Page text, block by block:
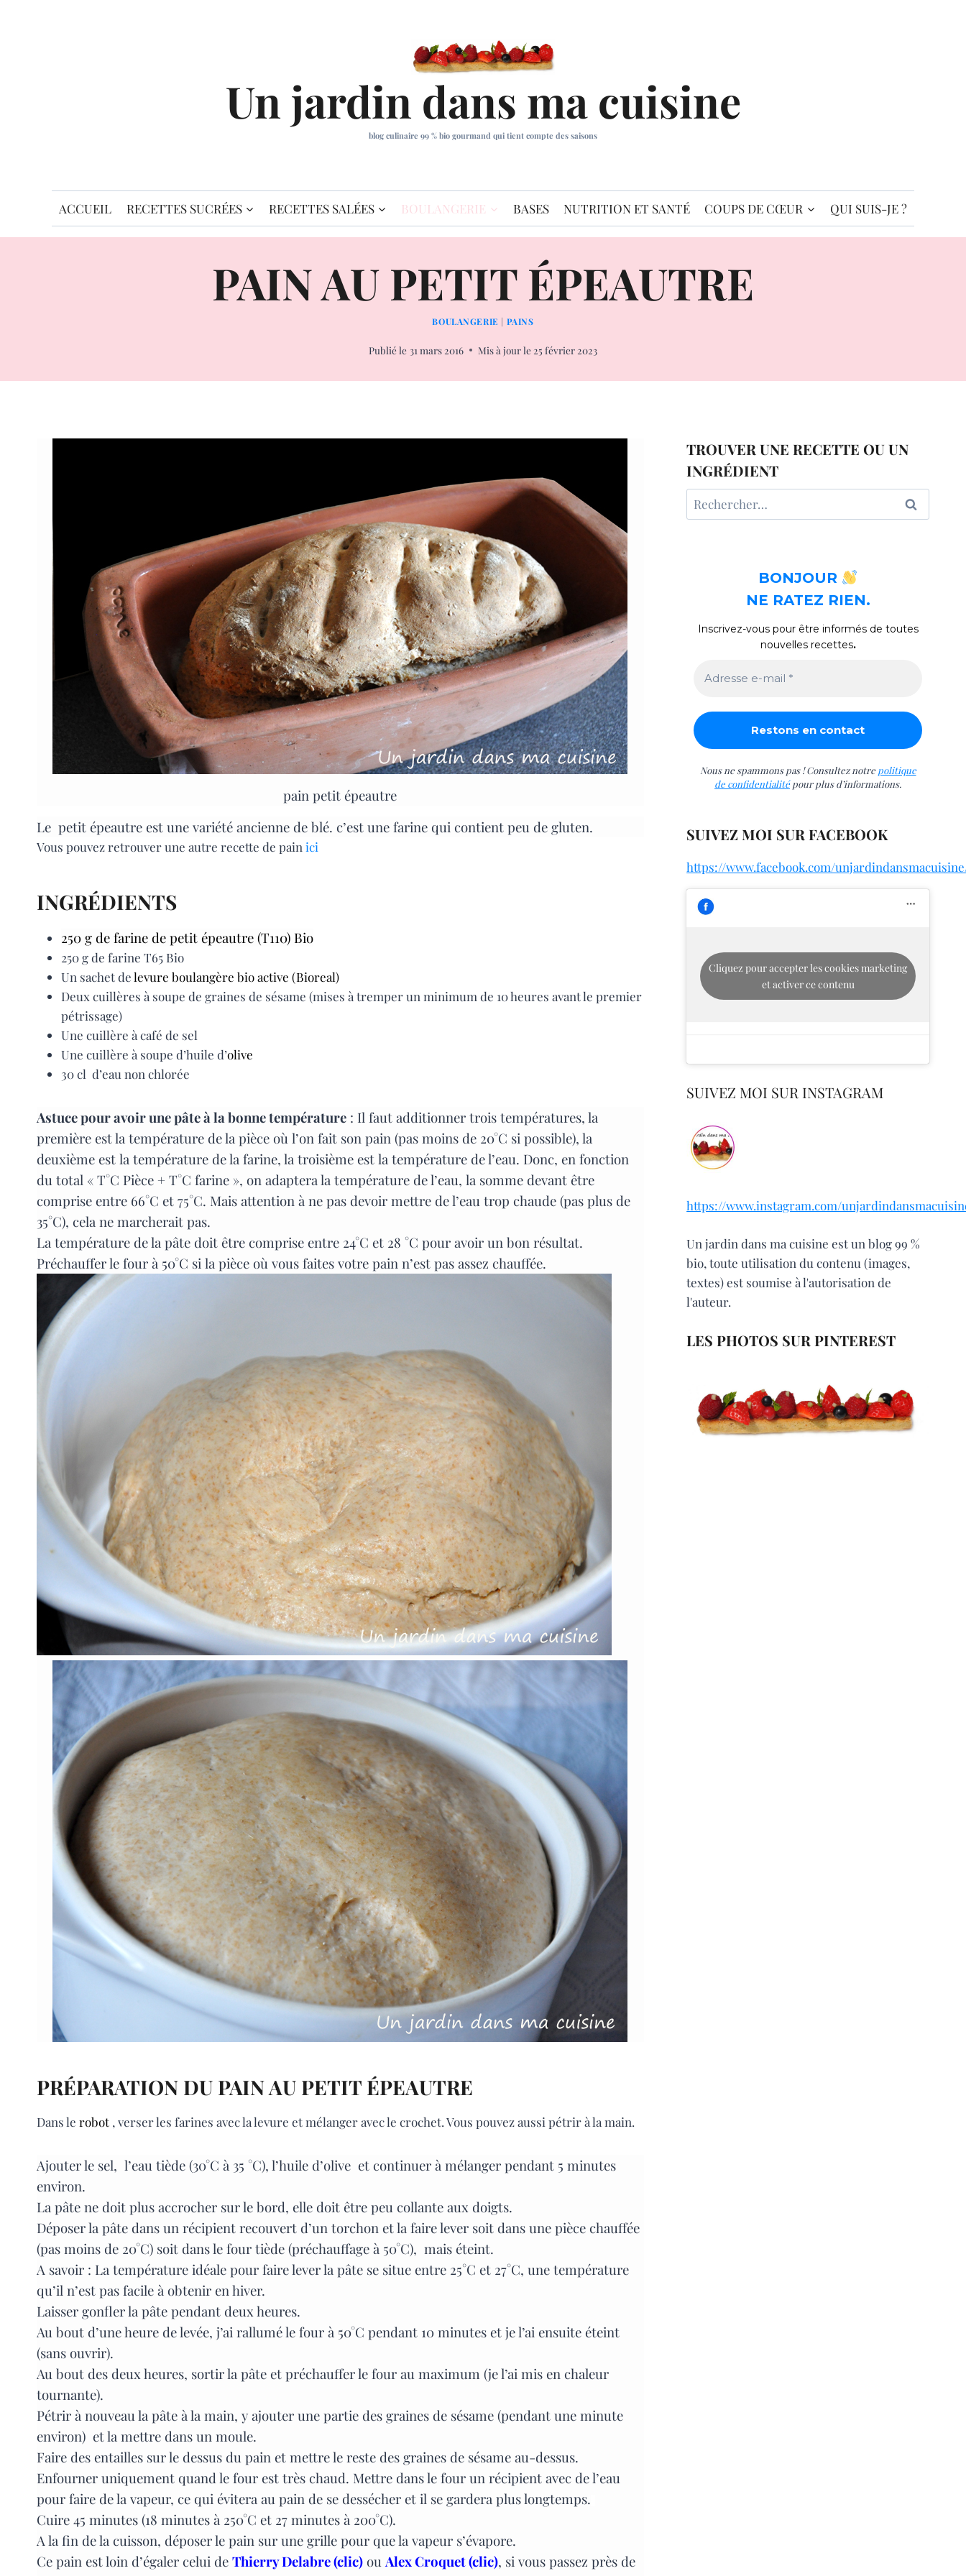
Un jardin dans ma cuisine
blog culinaire 99 % bio gourmand qui tient compte des saisons
ACCUEIL RECETTES SUCRÉES RECETTES SALÉES BOULANGERIE BASES NUTRITION ET SANTÉ COUPS DE CŒUR QUI SUIS-JE ?
PAIN AU PETIT ÉPEAUTRE
BOULANGERIE | PAINS
Publié le 31 mars 2016 Mis à jour le 25 février 2023
pain petit épeautre
Le petit épeautre est une variété ancienne de blé. c’est une farine qui contient peu de gluten.
Vous pouvez retrouver une autre recette de pain ici
INGRÉDIENTS
250 g de farine de petit épeautre (T110) Bio
250 g de farine T65 Bio
Un sachet delevure boulangère bio active (Bioreal)
Deux cuillères à soupe de graines de sésame (mises à tremper un minimum de 10 heures avant le premier
pétrissage)
Une cuillère à café de sel
Une cuillère à soupe d’huile d’olive
30 cl d’eau non chlorée
Astuce pour avoir une pâte à la bonne température : Il faut additionner trois températures, la
première est la température de la pièce où l’on fait son pain (pas moins de 20°C si possible), la
deuxième est la température de la farine, la troisième est la température de l’eau. Donc, en fonction
du total « T°C Pièce + T°C farine », on adaptera la température de l’eau, la somme devant être
comprise entre 66°C et 75°C. Mais attention à ne pas devoir mettre de l’eau trop chaude (pas plus de
35°C), cela ne marcherait pas.
La température de la pâte doit être comprise entre 24°C et 28 °C pour avoir un bon résultat.
Préchauffer le four à 50°C si la pièce où vous faites votre pain n’est pas assez chauffée.
PRÉPARATION DU PAIN AU PETIT ÉPEAUTRE
Dans le robot , verser les farines avec la levure et mélanger avec le crochet. Vous pouvez aussi pétrir à la main.
Ajouter le sel, l’eau tiède (30°C à 35 °C), l’huile d’olive et continuer à mélanger pendant 5 minutes
environ.
La pâte ne doit plus accrocher sur le bord, elle doit être peu collante aux doigts.
Déposer la pâte dans un récipient recouvert d’un torchon et la faire lever soit dans une pièce chauffée
(pas moins de 20°C) soit dans le four tiède (préchauffage à 50°C), mais éteint.
A savoir : La température idéale pour faire lever la pâte se situe entre 25°C et 27°C, une température
qu’il n’est pas facile à obtenir en hiver.
Laisser gonfler la pâte pendant deux heures.
Au bout d’une heure de levée, j’ai rallumé le four à 50°C pendant 10 minutes et je l’ai ensuite éteint
(sans ouvrir).
Au bout des deux heures, sortir la pâte et préchauffer le four au maximum (je l’ai mis en chaleur
tournante).
Pétrir à nouveau la pâte à la main, y ajouter une partie des graines de sésame (pendant une minute
environ) et la mettre dans un moule.
Faire des entailles sur le dessus du pain et mettre le reste des graines de sésame au-dessus.
Enfourner uniquement quand le four est très chaud. Mettre dans le four un récipient avec de l’eau
pour faire de la vapeur, ce qui évitera au pain de se dessécher et il se gardera plus longtemps.
Cuire 45 minutes (18 minutes à 250°C et 27 minutes à 200°C).
A la fin de la cuisson, déposer le pain sur une grille pour que la vapeur s’évapore.
Ce pain est loin d’égaler celui de Thierry Delabre (clic) ouAlex Croquet (clic), si vous passez près de
TROUVER UNE RECETTE OU UN
INGRÉDIENT
Rechercher :
BONJOUR
NE RATEZ RIEN.
Inscrivez-vous pour être informés de toutes
nouvelles recettes.
Nous ne spammons pas ! Consultez notre politique
de confidentialitépour plus d’informations.
SUIVEZ MOI SUR FACEBOOK
https://www.facebook.com/
Cliquez pour accepter les cookies marketing
et activer ce contenu
SUIVEZ MOI SUR INSTAGRAM
https://www.instagram.com/
Un jardin dans ma cuisine est un blog 99 %
bio, toute utilisation du contenu (images,
textes) est soumise à l'autorisation de
l'auteur.
LES PHOTOS SUR PINTEREST